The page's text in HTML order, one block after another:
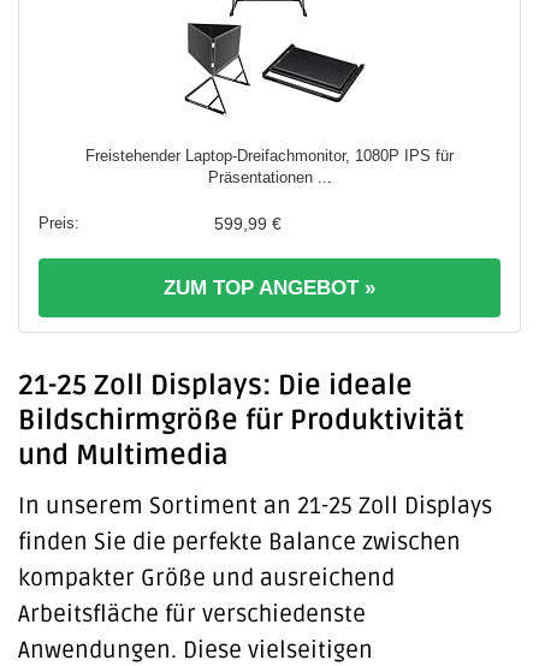
Freistehender Laptop-Dreifachmonitor, 1080P IPS für
Präsentationen ...
599,99 €
ZUM TOP ANGEBOT »
21-25 Zoll Displays: Die ideale
Bildschirmgröße für Produktivität
und Multimedia
In unserem Sortiment an 21-25 Zoll Displays
finden Sie die perfekte Balance zwischen
kompakter Größe und ausreichend
Arbeitsfläche für verschiedenste
Anwendungen. Diese vielseitigen